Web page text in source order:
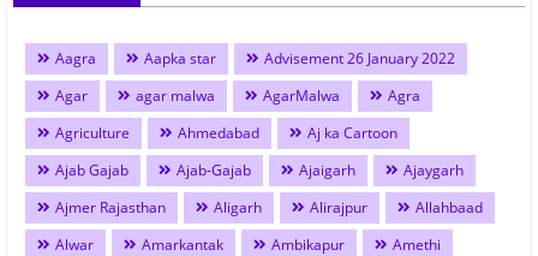
Aagra Aapka star
Advisement 26 January 2022
Agar
agar malwa AgarMalwa
Agra
Agriculture
Ahmedabad
Aj ka Cartoon
Ajab Gajab
Ajab-Gajab Ajaigarh
Ajaygarh
Ajmer Rajasthan
Aligarh Alirajpur
Allahbaad
Alwar
Amarkantak Ambikapur
Amethi